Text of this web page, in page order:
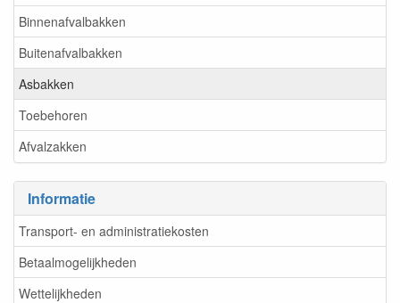
Binnenafvalbakken
Buitenafvalbakken
Asbakken
Toebehoren
Afvalzakken
Informatie
Transport- en administratiekosten
Betaalmogelijkheden
Wettelijkheden